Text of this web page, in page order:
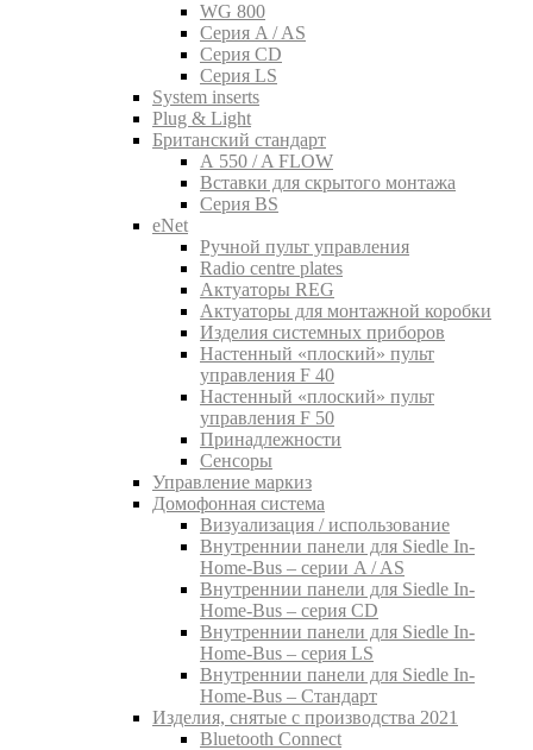
WG 800
Серия A / AS
Серия CD
Серия LS
System inserts
Plug & Light
Британский стандарт
A 550 / A FLOW
Вставки для скрытого монтажа
Серия BS
eNet
Pучной пульт управления
Radio centre plates
Актуаторы REG
Актуаторы для монтажной коробки
Изделия системных приборов
Настенный «плоский» пульт
управления F 40
Настенный «плоский» пульт
управления F 50
Принадлежности
Сенсоры
Управление маркиз
Домофонная система
Визуализация / использование
Внутреннии панели для Siedle In-
Home-Bus – серии A / AS
Внутреннии панели для Siedle In-
Home-Bus – серия CD
Внутреннии панели для Siedle In-
Home-Bus – серия LS
Внутреннии панели для Siedle In-
Home-Bus – Стандарт
Изделия, снятые с производства 2021
Bluetooth Connect